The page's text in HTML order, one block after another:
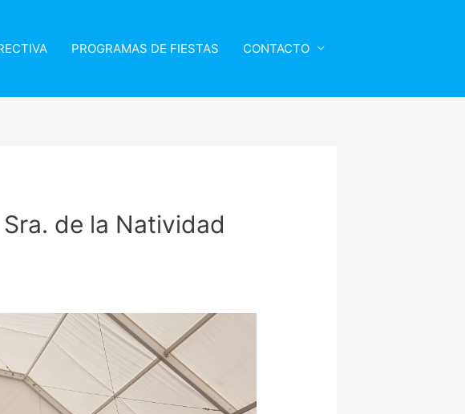
PROGRAMAS DE FIESTAS CONTACTO
de la Natividad